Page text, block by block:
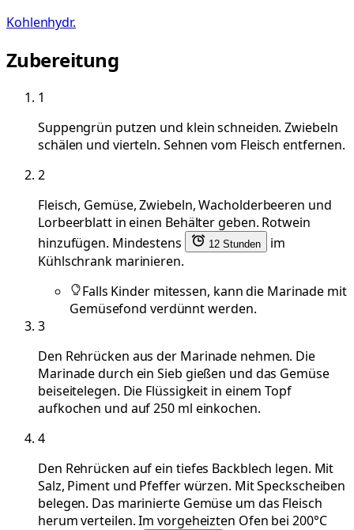
Kohlenhydr.
Zubereitung
1
Suppengrün putzen und klein schneiden. Zwiebeln
schälen und vierteln. Sehnen vom Fleisch entfernen.
2
Fleisch, Gemüse, Zwiebeln, Wacholderbeeren und
Lorbeerblatt in einen Behälter geben. Rotwein
hinzufügen. Mindestens
12 Stunden
im
Kühlschrank marinieren.
Falls Kinder mitessen, kann die Marinade mit
Gemüsefond verdünnt werden.
3
Den Rehrücken aus der Marinade nehmen. Die
Marinade durch ein Sieb gießen und das Gemüse
beiseitelegen. Die Flüssigkeit in einem Topf
aufkochen und auf 250 ml einkochen.
4
Den Rehrücken auf ein tiefes Backblech legen. Mit
Salz, Piment und Pfeffer würzen. Mit Speckscheiben
belegen. Das marinierte Gemüse um das Fleisch
herum verteilen. Im vorgeheizten Ofen bei 200°C